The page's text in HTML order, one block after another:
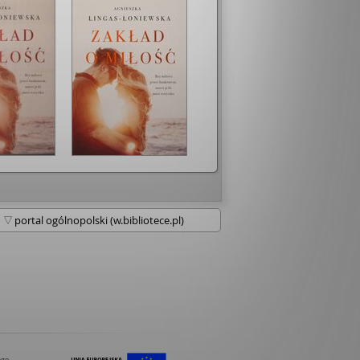
i nie szukać antidotum. Takie uczucie
Całość jest napisana bardzo
Bohaterowie mimo pewnych
w ciekawy sposób. Narracja jest
ze strony Sylwii, jak i Aleksa. Jedyne
czytaniu tej książki to tempo akcji.
szybkie. Wszystko działo się w tak
że nawet nie zauważyłam, że
Myślę, że w niektórych
zdecydowanie zwolnić. •
utkwił mi obraz epilogu. Jest chyba
miałam okazję czytać. Często
ale w pozytywnym sensie. •
zdjęcie jest piękne, ale ta
obie czcionki, strasznie kuleją. To nie
Przywiązuję dużą wagę do tego typu
się grafiką i taki rodzaj czcionek
ale również o problemach